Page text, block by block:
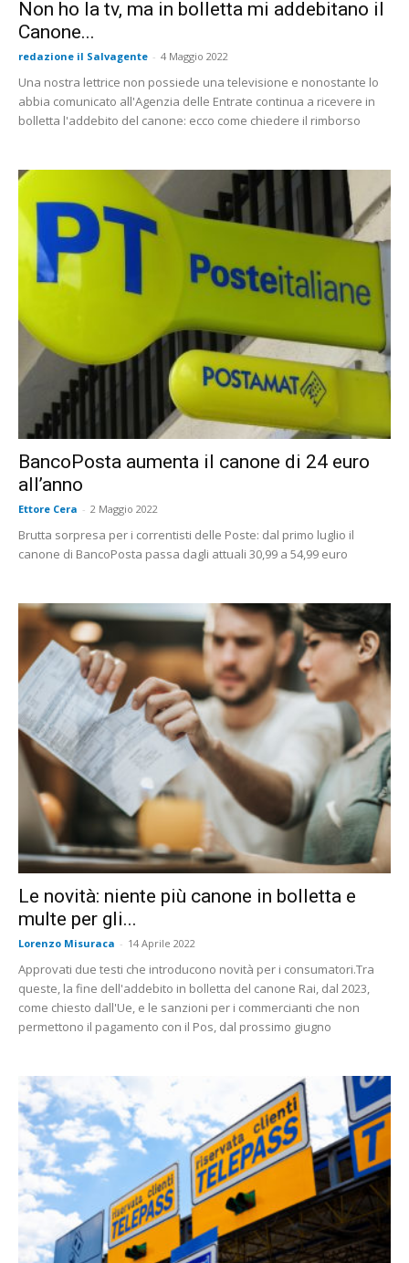
Non ho la tv, ma in bolletta mi addebitano il
Canone...
redazione il Salvagente - 4 Maggio 2022
Una nostra lettrice non possiede una televisione e nonostante lo
abbia comunicato all'Agenzia delle Entrate continua a ricevere in
bolletta l'addebito del canone: ecco come chiedere il rimborso
BancoPosta aumenta il canone di 24 euro
all’anno
Ettore Cera - 2 Maggio 2022
Brutta sorpresa per i correntisti delle Poste: dal primo luglio il
canone di BancoPosta passa dagli attuali 30,99 a 54,99 euro
Le novità: niente più canone in bolletta e
multe per gli...
Lorenzo Misuraca - 14 Aprile 2022
Approvati due testi che introducono novità per i consumatori.Tra
queste, la fine dell'addebito in bolletta del canone Rai, dal 2023,
come chiesto dall'Ue, e le sanzioni per i commercianti che non
permettono il pagamento con il Pos, dal prossimo giugno